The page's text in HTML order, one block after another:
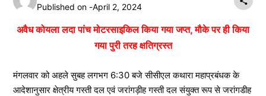
Published on -April 2, 2024
अवैध कोयला लदा पांच मोटरसाइकिल किया गया जप्त, मौके पर ही किया
गया पुरी तरह क्षतिग्रस्त
मंगलवार को अहले सुबह लगभग 6:30 बजे सीसीएल कथारा महाप्रबंधक के
आदेशानुसार क्षेत्रीय गस्ती दल एवं जरांगड़ीह गस्ती दल संयुक्त रूप से जरांगडीह